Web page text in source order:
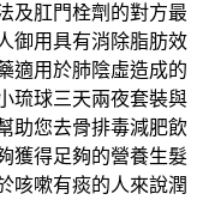
及肛門栓劑的對方最
御用具有消除脂肪效
適用於肺陰虛造成的
琉球三天兩夜套裝與
助您去骨排毒減肥飲
獲得足夠的營養生髮
咳嗽有痰的人來說潤